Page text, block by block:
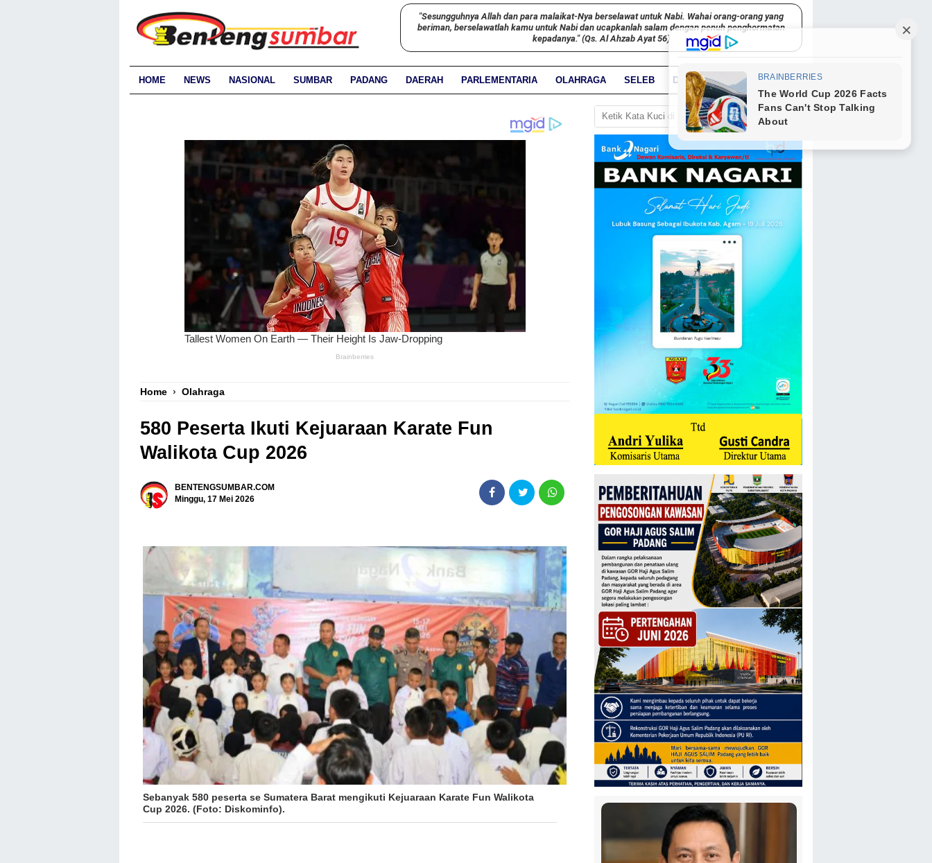
"Sesungguhnya Allah dan para malaikat-Nya berselawat untuk Nabi. Wahai orang-orang yang
beriman, berselawatlah kamu untuk Nabi dan ucapkanlah salam dengan penuh penghormatan
kepadanya." (Qs. Al Ahzab Ayat 56)
HOME NEWS NASIONAL SUMBAR PADANG DAERAH PARLEMENTARIA OLAHRAGA SELEB DUNIA PARIWARA
Home › Olahraga
580 Peserta Ikuti Kejuaraan Karate Fun
Walikota Cup 2026
BENTENGSUMBAR.COM
Minggu, 17 Mei 2026
Sebanyak 580 peserta se Sumatera Barat mengikuti Kejuaraan Karate Fun Walikota
Cup 2026. (Foto: Diskominfo).
GO